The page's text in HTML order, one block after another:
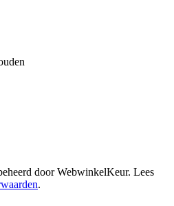
doorWebwinkelKeur. Lees
.